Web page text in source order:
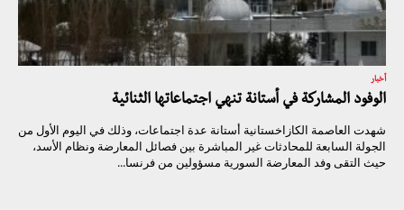
أخبار
الوفود المشاركة في أستانة تنهي اجتماعاتها الثنائية
شهدت العاصمة الكازاخستانية أستانة عدة اجتماعات، وذلك في اليوم الأول من
الجولة السابعة للمحادثات غير المباشرة بين فصائل المعارضة ونظام الأسد،
حيث التقى وفد المعارضة السورية مسؤولين من فرنسا...